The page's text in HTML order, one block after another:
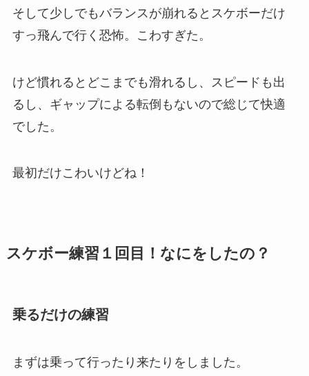
そして少しでもバランスが崩れるとスケボーだけ
すっ飛んで行く恐怖。こわすぎた。
けど慣れるとどこまでも滑れるし、スピードも出
るし、ギャップによる転倒もないので総じて快適
でした。
最初だけこわいけどね！
スケボー練習１回目！なにをしたの？
乗るだけの練習
まずは乗って行ったり来たりをしました。